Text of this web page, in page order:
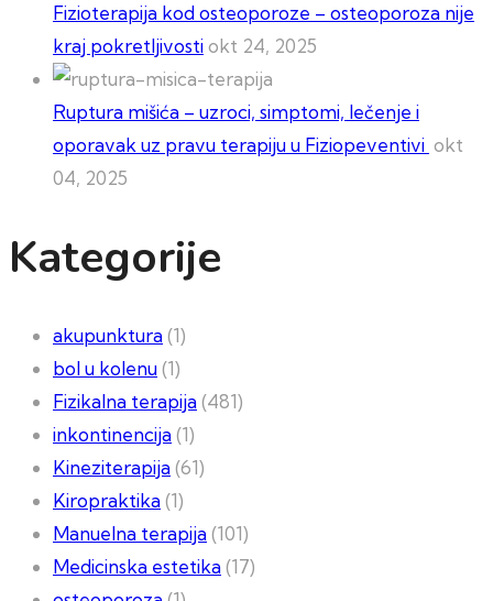
Fizioterapija kod osteoporoze – osteoporoza nije
kraj pokretljivostiokt 24, 2025
Ruptura mišića – uzroci, simptomi, lečenje i
oporavak uz pravu terapiju u Fiziopeventivi okt
04, 2025
Kategorije
akupunktura(1)
bol u kolenu(1)
Fizikalna terapija(481)
inkontinencija(1)
Kineziterapija(61)
Kiropraktika(1)
Manuelna terapija(101)
Medicinska estetika(17)